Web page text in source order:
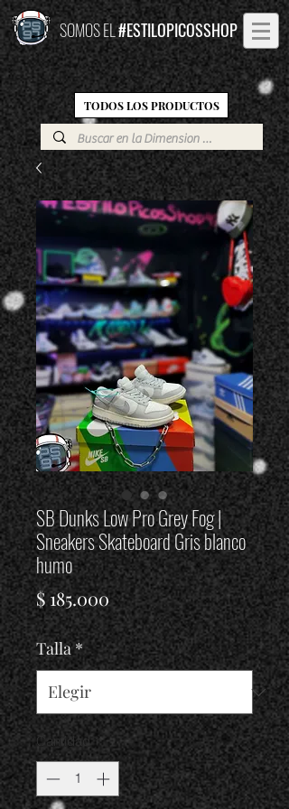
SOMOS EL#ESTILOPICOSSHOP
TODOS LOS PRODUCTOS
SB Dunks Low Pro Grey Fog |
Sneakers Skateboard Gris blanco
humo
$ 185.000Precio
Talla*
Cantidad *